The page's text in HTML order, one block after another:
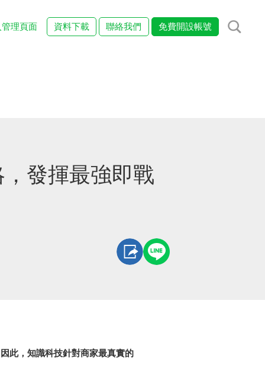
理頁面 資料下載 聯絡我們 免費開設帳號
發揮最強即戰
此，知識科技針對商家最真實的